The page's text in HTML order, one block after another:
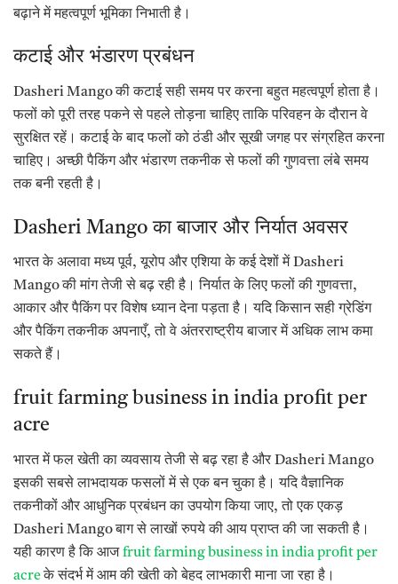
बढ़ाने में महत्वपूर्ण भूमिका निभाती है।
कटाई और भंडारण प्रबंधन
Dasheri Mango की कटाई सही समय पर करना बहुत महत्वपूर्ण होता है।
फलों को पूरी तरह पकने से पहले तोड़ना चाहिए ताकि परिवहन के दौरान वे
सुरक्षित रहें। कटाई के बाद फलों को ठंडी और सूखी जगह पर संग्रहित करना
चाहिए। अच्छी पैकिंग और भंडारण तकनीक से फलों की गुणवत्ता लंबे समय
तक बनी रहती है।
Dasheri Mango का बाजार और निर्यात अवसर
भारत के अलावा मध्य पूर्व, यूरोप और एशिया के कई देशों में Dasheri
Mango की मांग तेजी से बढ़ रही है। निर्यात के लिए फलों की गुणवत्ता,
आकार और पैकिंग पर विशेष ध्यान देना पड़ता है। यदि किसान सही ग्रेडिंग
और पैकिंग तकनीक अपनाएँ, तो वे अंतरराष्ट्रीय बाजार में अधिक लाभ कमा
सकते हैं।
fruit farming business in india profit per
acre
भारत में फल खेती का व्यवसाय तेजी से बढ़ रहा है और Dasheri Mango
इसकी सबसे लाभदायक फसलों में से एक बन चुका है। यदि वैज्ञानिक
तकनीकों और आधुनिक प्रबंधन का उपयोग किया जाए, तो एक एकड़
Dasheri Mango बाग से लाखों रुपये की आय प्राप्त की जा सकती है।
यही कारण है कि आजfruit farming business in india profit per
acreके संदर्भ में आम की खेती को बेहद लाभकारी माना जा रहा है।